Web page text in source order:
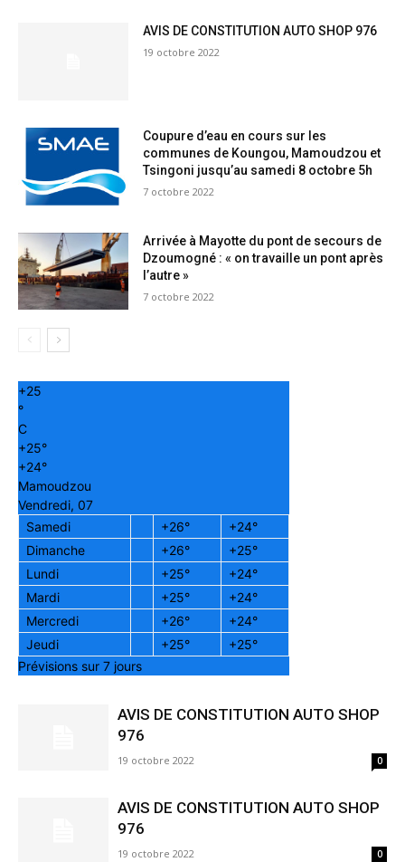
AVIS DE CONSTITUTION AUTO SHOP 976
19 octobre 2022
Coupure d’eau en cours sur les
communes de Koungou, Mamoudzou et
Tsingoni jusqu’au samedi 8 octobre 5h
7 octobre 2022
Arrivée à Mayotte du pont de secours de
Dzoumogné : « on travaille un pont après
l’autre »
7 octobre 2022
+25
°
C
+25°
+24°
Mamoudzou
Vendredi, 07
Samedi
+26° +24°
Dimanche
+26° +25°
Lundi
+25° +24°
Mardi
+25° +24°
Mercredi
+26° +24°
Jeudi
+25° +25°
Prévisions sur 7 jours
AVIS DE CONSTITUTION AUTO SHOP
976
19 octobre 2022 0
AVIS DE CONSTITUTION AUTO SHOP
976
19 octobre 2022 0